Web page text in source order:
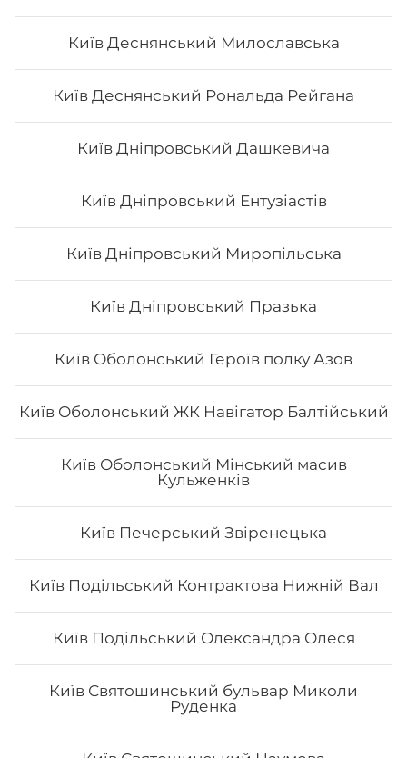
Київ Деснянський Милославська
Київ Деснянський Рональда Рейгана
Київ Дніпровський Дашкевича
Київ Дніпровський Ентузіастів
Київ Дніпровський Миропільська
Київ Дніпровський Празька
Київ Оболонський Героїв полку Азов
Київ Оболонський ЖК Навігатор Балтійський
Київ Оболонський Мінський масив
Кульженків
Київ Печерський Звіренецька
Київ Подільський Контрактова Нижній Вал
Київ Подільський Олександра Олеся
Київ Святошинський бульвар Миколи
Руденка
257₴ Хочу
Роял класік
392₴ Хочу